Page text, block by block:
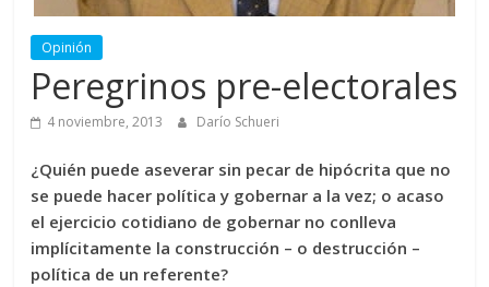
Opinión
Peregrinos pre-electorales
4 noviembre, 2013 Darío Schueri
¿Quién puede aseverar sin pecar de hipócrita que no
se puede hacer política y gobernar a la vez; o acaso
el ejercicio cotidiano de gobernar no conlleva
implícitamente la construcción – o destrucción –
política de un referente?